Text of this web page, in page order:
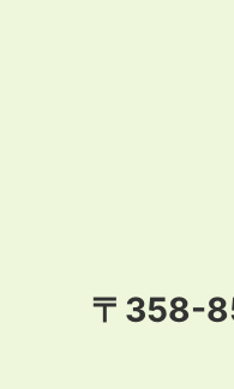
〒358-